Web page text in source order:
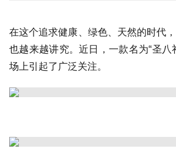
在这个追求健康、绿色、天然的时代
也越来越讲究。近日，一款名为“圣八
场上引起了广泛关注。